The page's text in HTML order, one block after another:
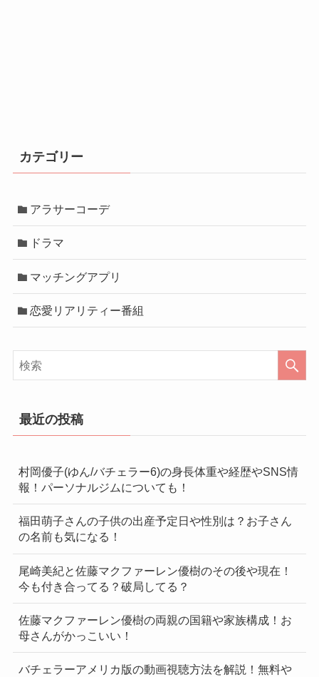
カテゴリー
アラサーコーデ
ドラマ
マッチングアプリ
恋愛リアリティー番組
最近の投稿
村岡優子(ゆん/バチェラー6)の身長体重や経歴やSNS情
報！パーソナルジムについても！
福田萌子さんの子供の出産予定日や性別は？お子さん
の名前も気になる！
尾崎美紀と佐藤マクファーレン優樹のその後や現在！
今も付き合ってる？破局してる？
佐藤マクファーレン優樹の両親の国籍や家族構成！お
母さんがかっこいい！
バチェラーアメリカ版の動画視聴方法を解説！無料や